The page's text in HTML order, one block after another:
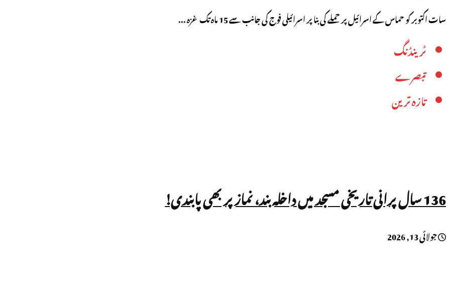
سات اکتوبر کو حماس کے اسرائیل پر حملے کی بنا پر اسرائیلی فوج کی جانب سے 15 ماہ تک غزہ ...
ٹرینڈنگ
تبصرے
تازہ ترین
136 سال پرانی تاریخی مسجد میں داخلہ بند، نماز پر بھی پابندی!
جولائی 13, 2026